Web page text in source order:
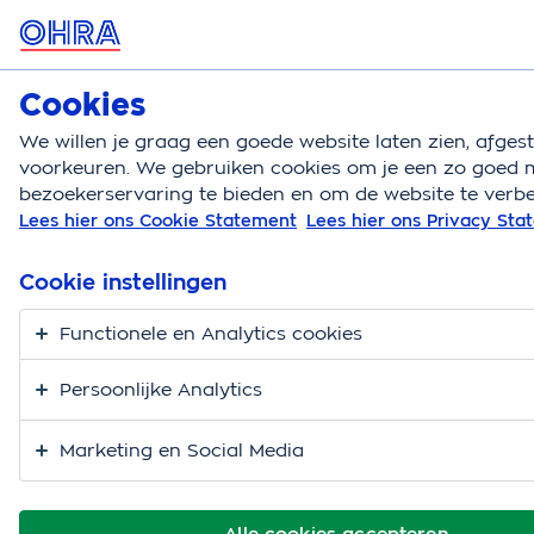
MENU
Hondenverzekering
Hondenverzekering Hondenrassen Mopshond
Mopshond kopen
Cookies
We willen je graag een goede website laten zien,
voorkeuren. We gebruiken cookies om je een zo goed
bezoekerservaring te bieden en om de website te
Lees hier ons Cookie Statement Lees hier ons Privacy
Cookie instellingen
Functionele en Analytics cookies
Persoonlijke Analytics
Marketing en Social Media